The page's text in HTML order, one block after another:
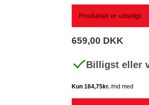
Produktet er udsolgt.
659,00 DKK
Billigst eller